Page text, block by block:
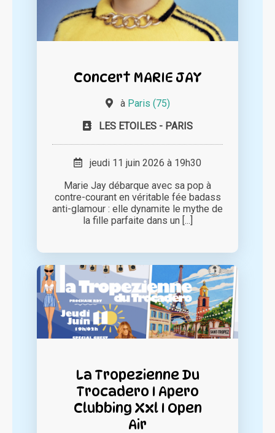
Concert MARIE JAY
à Paris (75)
LES ETOILES - PARIS
jeudi 11 juin 2026 à 19h30
Marie Jay débarque avec sa pop à
contre-courant en véritable fée badass
anti-glamour : elle dynamite le mythe de
la fille parfaite dans un [...]
La Tropezienne Du
Trocadero I Apero
Clubbing Xxl I Open
Air